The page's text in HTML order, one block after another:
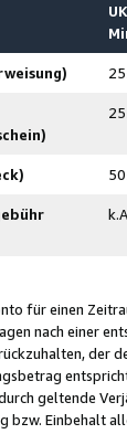
UK
für einen
nach einer
der
geltende
bzw. Einbehalt